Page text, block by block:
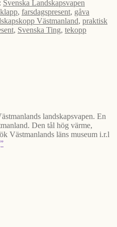
Svenska Landskapsvapen
, farsdagspresent, gåva
Västmanland, praktisk
, Svenska Ting, tekopp
landskapsvapen. En
Den tål hög värme,
Västmanlands läns museum i.r.l